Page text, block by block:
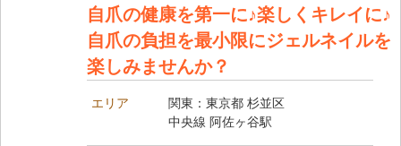
自爪の健康を第一に♪楽しくキレイに♪
自爪の負担を最小限にジェルネイルを
楽しみませんか？
エリア
関東：東京都 杉並区
中央線 阿佐ヶ谷駅